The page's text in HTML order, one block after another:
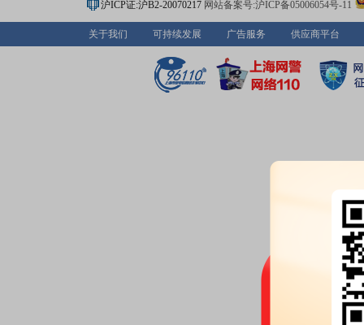
沪ICP证:沪B2-20070217 网站备案号:沪ICP备05006054号-11
关于我们 可持续发展 广告服务 供应商平台